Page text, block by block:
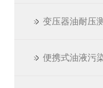
变压器油耐压
便携式油液污